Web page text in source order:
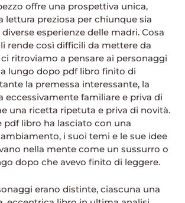
offre una prospettiva unica,
lettura preziosa per chiunque sia
esperienze delle madri. Cosa
li rende così difficili da mettere da
ritroviamo a pensare ai personaggi
lungo dopo pdf libro finito di
la premessa interessante, la
eccessivamente familiare e priva di
una ricetta ripetuta e priva di novità.
pdf libro ha lasciato con una
i suoi temi e le sue idee
nella mente come un sussurro o
dopo che avevo finito di leggere.
erano distinte, ciascuna una